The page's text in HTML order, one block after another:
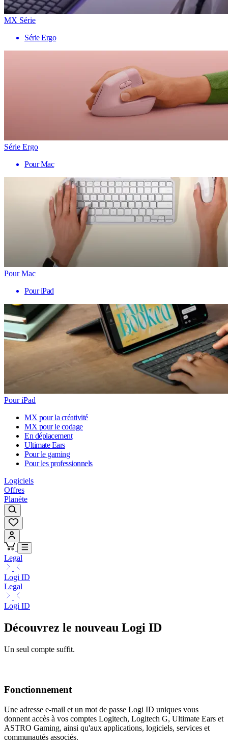
MX Série
Série Ergo
Série Ergo
Pour Mac
Pour Mac
Pour iPad
Pour iPad
MX pour la créativité
MX pour le codage
En déplacement
Ultimate Ears
Pour le gaming
Pour les professionnels
Logiciels
Offres
Planète
Legal
Logi ID
Legal
Logi ID
Découvrez le nouveau Logi ID
Un seul compte suffit.
Fonctionnement
Une adresse e-mail et un mot de passe Logi ID uniques vous
donnent accès à vos comptes Logitech, Logitech G, Ultimate Ears et
ASTRO Gaming, ainsi qu'aux applications, logiciels, services et
communautés associés.